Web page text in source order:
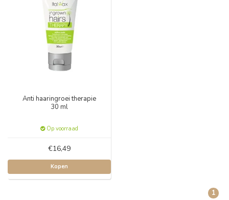
Anti haaringroei therapie
30 ml
Op voorraad
€16,49
Kopen
1